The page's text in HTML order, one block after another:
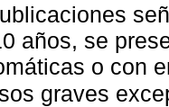
años, se
o con
graves